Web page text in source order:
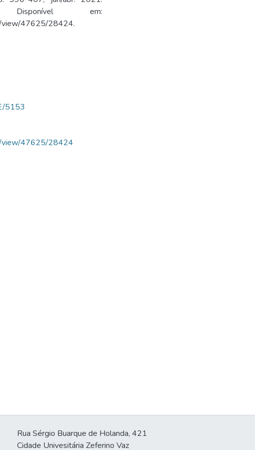
Disponível em:
view/47625/28424.
5153
view/47625/28424
Rua Sérgio Buarque de Holanda, 421
Cidade Univesitária Zeferino Vaz